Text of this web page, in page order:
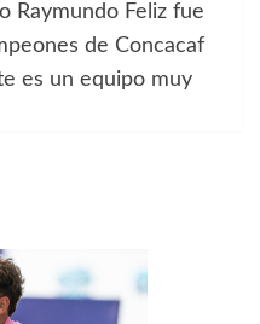
Raymundo Feliz fue
de Concacaf
es un equipo muy